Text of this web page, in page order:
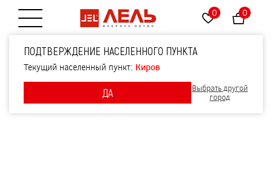
Открытие меню 0 0
ПОДТВЕРЖДЕНИЕ НАСЕЛЕННОГО ПУНКТА
Текущий населенный пункт: Киров
ДА
Выбрать другой
город
Туфли, артикул 1497,
цвет т.серый